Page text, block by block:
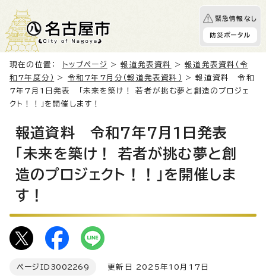
緊急情報なし
防災ポータル
現在の位置： トップページ >報道発表資料 >報道発表資料（令
和7年度分）
> 令和7年7月分（報道発表資料）
> 報道資料 令和
7年7月1日発表 「未来を築け！ 若者が挑む夢と創造のプロジェ
クト！！」を開催します！
報道資料 令和7年7月1日発表
「未来を築け！ 若者が挑む夢と創
造のプロジェクト！！」を開催しま
す！
ページID 3002269 更新日 2025年10月17日